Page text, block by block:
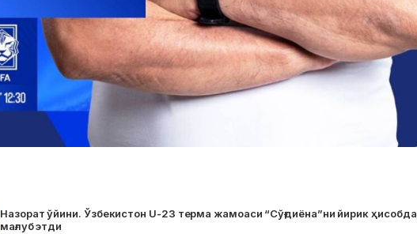
Назорат ўйини. Ўзбекистон U-23 терма жамоаси “Сўғдиёна”ни йирик ҳисобда
мағлуб этди